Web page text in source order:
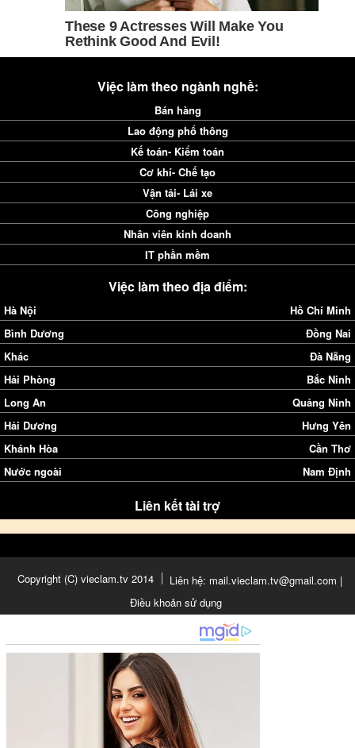
Việc làm theo ngành nghề:
Bán hàng
Lao động phổ thông
Kế toán- Kiểm toán
Cơ khí- Chế tạo
Vận tải- Lái xe
Công nghiệp
Nhân viên kinh doanh
IT phần mềm
Việc làm theo địa điểm:
Hà Nội
Hồ Chí Minh
Bình Dương
Đồng Nai
Khác
Đà Nẵng
Hải Phòng
Bắc Ninh
Long An
Quảng Ninh
Hải Dương
Hưng Yên
Khánh Hòa
Cần Thơ
Nước ngoài
Nam Định
Liên kết tài trợ
Copyright (C) vieclam.tv 2014
Liên hệ: mail.vieclam.tv@gmail.com |
Điều khoản sử dụng